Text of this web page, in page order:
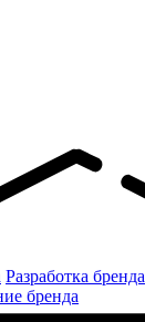
Разработка бренда
бренда